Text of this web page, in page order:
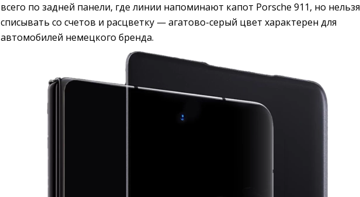
всего по задней панели, где линии напоминают капот Porsche 911, но нельзя
списывать со счетов и расцветку — агатово-серый цвет характерен для
автомобилей немецкого бренда.